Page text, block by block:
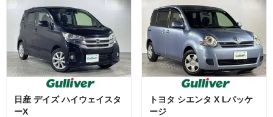
日産 デイズ ハイウェイスタ
ーX
トヨタ シエンタ X Lパッケ
ージ